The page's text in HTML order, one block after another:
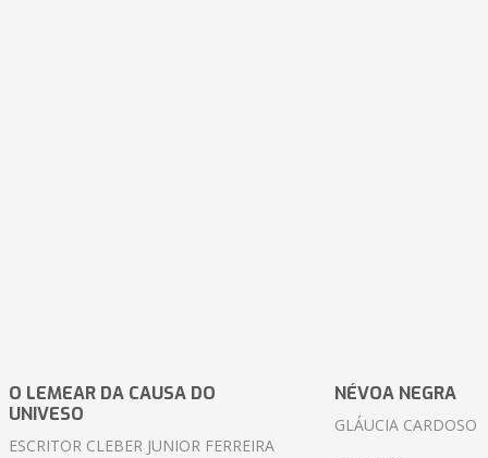
O LEMEAR DA CAUSA DO
UNIVESO
ESCRITOR CLEBER JUNIOR FERREIRA
NÉVOA NEGRA
GLÁUCIA CARDOSO